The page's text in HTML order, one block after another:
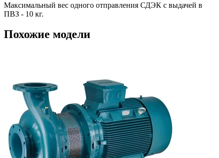
Максимальный вес одного отправления СДЭК с выдачей в
ПВЗ - 10 кг.
Похожие модели